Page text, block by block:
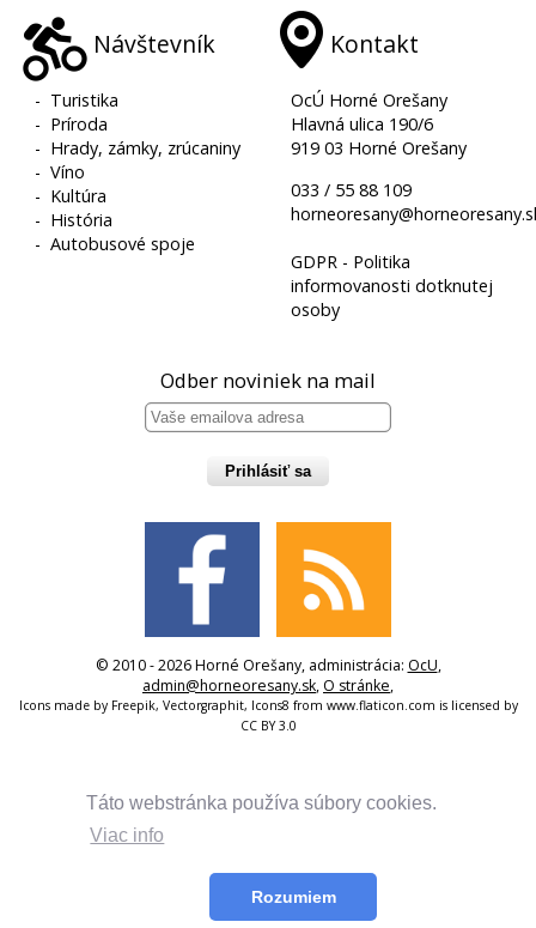
Táto webstránka používa súbory cookies.
Viac info
Rozumiem
Návštevník
- Turistika
- Príroda
- Hrady, zámky, zrúcaniny
-Víno
- Kultúra
- História
-Autobusové spoje
Kontakt
OcÚ Horné Orešany
Hlavná ulica 190/6
919 03 Horné Orešany
033 / 55 88 109
GDPR - Politika
informovanosti dotknutej
osoby
Odber noviniek na mail
Prihlásiť sa
© 2010 - 2026 Horné Orešany, administrácia: OcU,
admin@horneoresany.sk, O stránke,
Icons made by Freepik, Vectorgraphit, Icons8 from www.flaticon.com is licensed by
CC BY 3.0